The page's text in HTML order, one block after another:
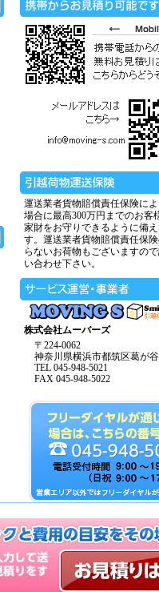
運送業者貨物賠償責任保険に
場合に最高300万円までのお客
家財をお守りできるように備
す。運送業者貨物賠償責任保
らないお荷物もございますの
い合わせ下さい。
株式会社ムーバーズ
〒224-0062
神奈川県横浜市都筑区葛が
TEL 045-948-5021
FAX 045-948-5022